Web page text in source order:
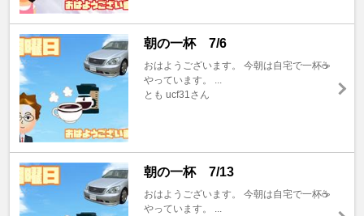
朝の一杯 7/6
おはようございます。 今朝は自宅で一杯☕️
やっています。 ...
とも ucf31さん
朝の一杯 7/13
おはようございます。 今朝は自宅で一杯☕️
やっています。 ...